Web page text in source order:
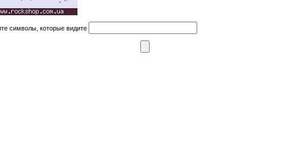
символы, которые видите